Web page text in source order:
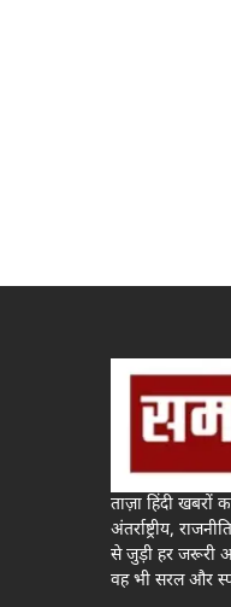
ताज़ा हिंदी खबरों
अंतर्राष्ट्रीय,
से जुड़ी हर जरूरी
वह भी सरल और